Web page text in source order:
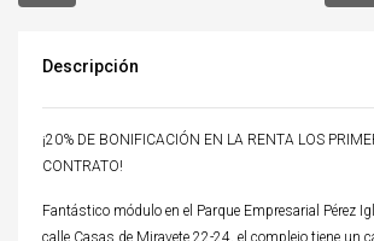
Descripción
¡20% DE BONIFICACIÓN EN LA RENTA LOS
CONTRATO!
Fantástico módulo en el Parque Empresarial Pérez
calle Casas de Miravete 22-24, el complejo tiene un